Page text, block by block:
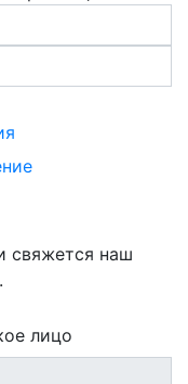
свяжется наш
лицо